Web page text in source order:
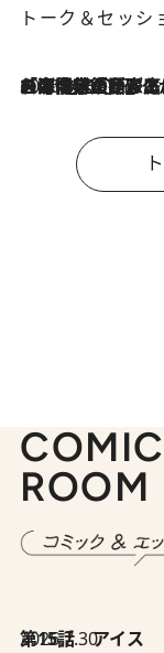
トーク＆セッシ
2026.8.3
「今後値上げがあるとすれば…」「リスクがあるのは今年の冬」エネルギー専門家が語る、ホルムズ海峡封鎖が家庭にもたらす“ある心配”
ROOM
2026.7.30
第15話 アイス